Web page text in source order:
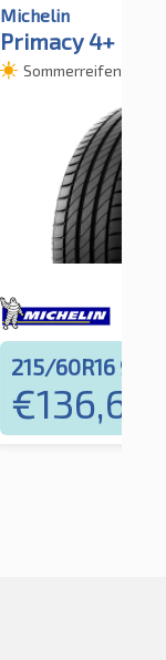
Michelin
Primacy 4+
Sommerreifen
215/60R16 95V
€136,65